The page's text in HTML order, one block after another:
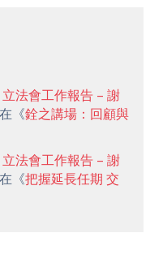
法會工作報告 – 謝
《銓之講場：回顧與
法會工作報告 – 謝
《把握延長任期 交